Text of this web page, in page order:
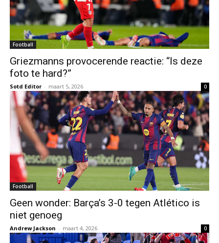
Football
Griezmanns provocerende reactie: “Is deze
foto te hard?”
Sotd Editor - maart 5, 2026 0
Football
Geen wonder: Barça’s 3-0 tegen Atlético is
niet genoeg
Andrew Jackson - maart 4, 2026 0